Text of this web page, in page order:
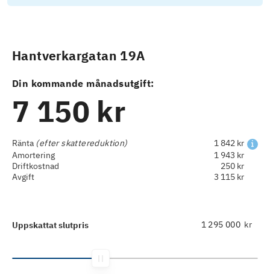
Hantverkargatan 19A
Din kommande månadsutgift:
7 150 kr
Ränta (efter skattereduktion)
1 842 kr
Amortering
1 943 kr
Driftkostnad
250 kr
Avgift
3 115 kr
Uppskattat slutpris kr